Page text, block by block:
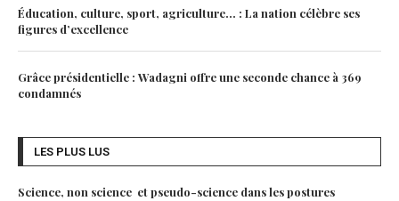
Éducation, culture, sport, agriculture… : La nation célèbre ses
figures d’excellence
Grâce présidentielle : Wadagni offre une seconde chance à 369
condamnés
LES PLUS LUS
Science, non science et pseudo-science dans les postures